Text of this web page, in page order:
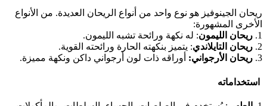
ريحان الجينوفيز هو نوع واحد من أنواع الريحان العديدة. من الأنواع
الأخرى المشهورة:
1. ريحان الليمون: له نكهة ورائحة تشبه الليمون.
2. ريحان التايلاندي: يتميز بنكهته الحارة ورائحته القوية.
3. ريحان الأرجواني: أوراقه ذات لون أرجواني داكن ونكهة مميزة.
استخداماته